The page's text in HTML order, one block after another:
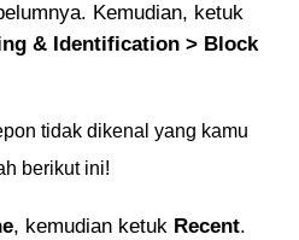
Kemudian, ketuk
& Identification > Block
tidak dikenal yang kamu
berikut ini!
, kemudian ketuk Recent.